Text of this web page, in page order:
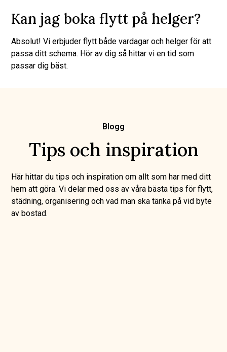
Kan jag boka flytt på helger?
Absolut! Vi erbjuder flytt både vardagar och helger för att
passa ditt schema. Hör av dig så hittar vi en tid som
passar dig bäst.
Blogg
Tips och inspiration
Här hittar du tips och inspiration om allt som har med ditt
hem att göra. Vi delar med oss av våra bästa tips för flytt,
städning, organisering och vad man ska tänka på vid byte
av bostad.